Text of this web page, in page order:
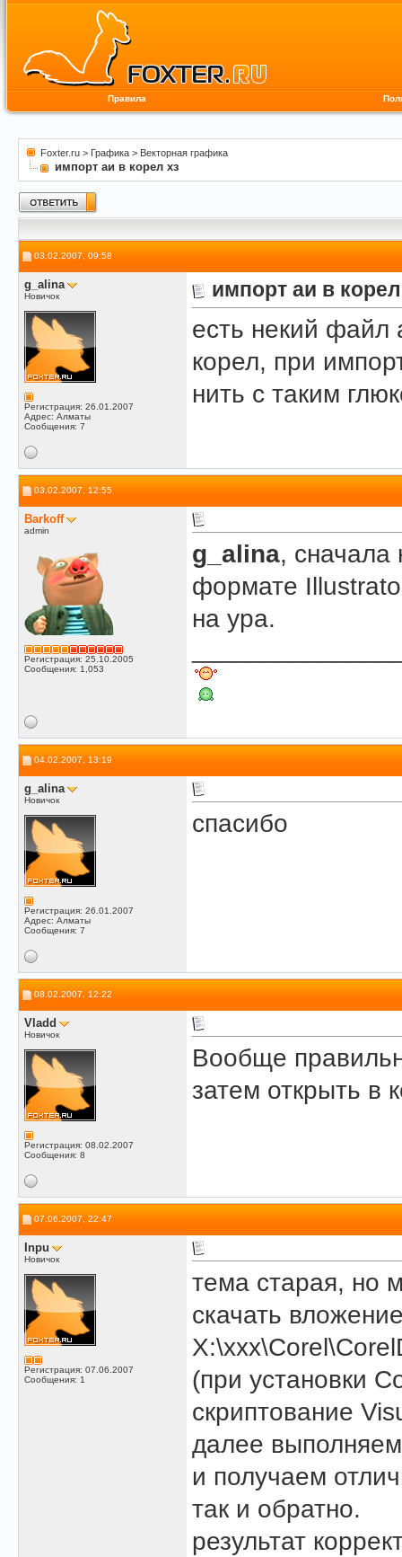
Правила
Foxter.ru > Графика > Векторная графика
импорт аи в корел хз
03.02.2007, 09:58
g_alina
Новичок
Регистрация: 26.01.2007
Адрес: Алматы
Сообщения: 7
импорт аи в
есть некий файл
корел, при
нить с таким
03.02.2007, 12:55
Barkoff
admin
Регистрация: 25.10.2005
Сообщения: 1,053
g_alina, сначала
формате
на ура.
04.02.2007, 13:19
g_alina
Новичок
Регистрация: 26.01.2007
Адрес: Алматы
Сообщения: 7
спасибо
08.02.2007, 12:22
Vladd
Новичок
Регистрация: 08.02.2007
Сообщения: 8
Вообще
затем открыть в
07.06.2007, 22:47
Inpu
Новичок
Регистрация: 07.06.2007
Сообщения: 1
тема старая, но
скачать
(при установки
скриптование
далее
и получаем
так и обратно.
результат